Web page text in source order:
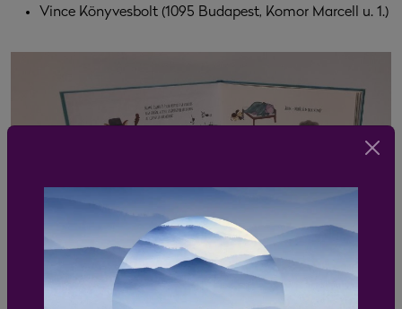
Vince Könyvesbolt (1095 Budapest, Komor Marcell u. 1.)